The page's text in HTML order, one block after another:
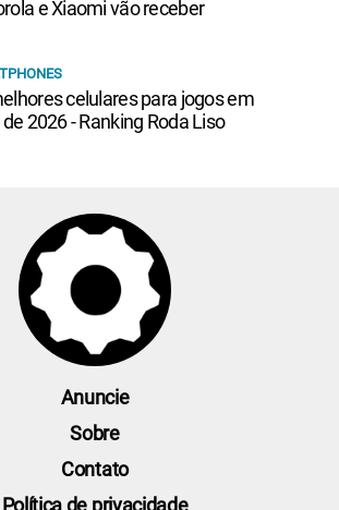
e Xiaomi vão receber
celulares para jogos em
2026 - Ranking Roda Liso
Anuncie
Sobre
Contato